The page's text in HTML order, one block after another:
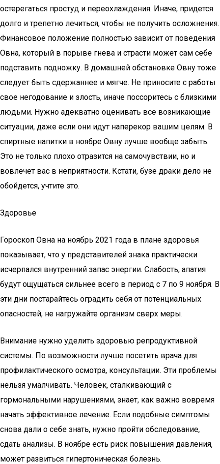
остерегаться простуд и переохлаждения. Иначе, придется
долго и трепетно лечиться, чтобы не получить осложнения.
Финансовое положение полностью зависит от поведения
Овна, который в порыве гнева и страсти может сам себе
подставить подножку. В домашней обстановке Овну тоже
следует быть сдержаннее и мягче. Не приносите с работы
свое негодование и злость, иначе поссоритесь с близкими
людьми. Нужно адекватно оценивать все возникающие
ситуации, даже если они идут наперекор вашим целям. В
спиртные напитки в ноябре Овну лучше вообще забыть.
Это не только плохо отразится на самочувствии, но и
вовлечет вас в неприятности. Кстати, бузе драки дело не
обойдется, учтите это.
Здоровье
Гороскоп Овна на ноябрь 2021 года в плане здоровья
показывает, что у представителей знака практически
исчерпался внутренний запас энергии. Слабость, апатия
будут ощущаться сильнее всего в период с 7 по 9 ноября. В
эти дни постарайтесь оградить себя от потенциальных
опасностей, не нагружайте организм сверх меры.
Внимание нужно уделить здоровью репродуктивной
системы. По возможности лучше посетить врача для
профилактического осмотра, консультации. Эти проблемы
нельзя умалчивать. Человек, сталкивающий с
гормональными нарушениями, знает, как важно вовремя
начать эффективное лечение. Если подобные симптомы
снова дали о себе знать, нужно пройти обследование,
сдать анализы. В ноябре есть риск повышения давления,
может развиться гипертоническая болезнь.